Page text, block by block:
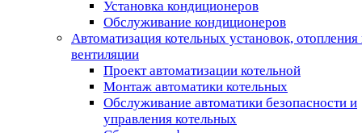
Установка кондиционеров
Обслуживание кондиционеров
Автоматизация котельных установок, отопления
вентиляции
Проект автоматизации котельной
Монтаж автоматики котельных
Обслуживание автоматики безопасности и
управления котельных